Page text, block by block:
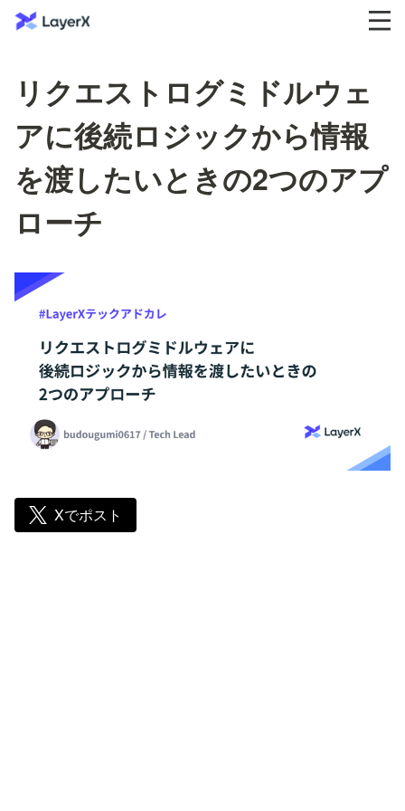
リクエストログミドルウェ
アに後続ロジックから情報
を渡したいときの2つのアプ
ローチ
Xでポスト